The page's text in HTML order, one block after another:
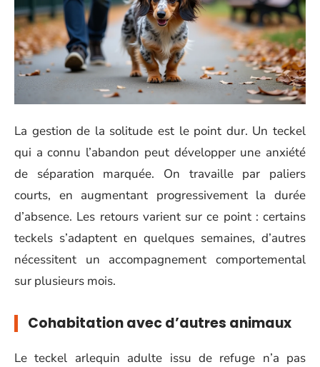
La gestion de la solitude est le point dur. Un teckel
qui a connu l’abandon peut développer une anxiété
de séparation marquée. On travaille par paliers
courts, en augmentant progressivement la durée
d’absence. Les retours varient sur ce point : certains
teckels s’adaptent en quelques semaines, d’autres
nécessitent un accompagnement comportemental
sur plusieurs mois.
Cohabitation avec d’autres animaux
Le teckel arlequin adulte issu de refuge n’a pas